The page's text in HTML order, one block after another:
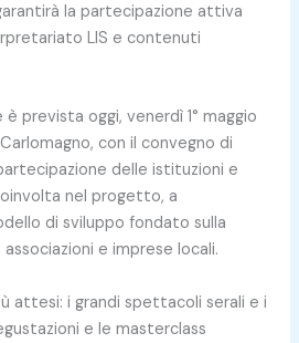
la partecipazione attiva
LIS e contenuti
è prevista oggi, venerdì 1° maggio
con il convegno di
delle istituzioni e
nel progetto, a
di sviluppo fondato sulla
e imprese locali.
attesi: i grandi spettacoli serali e i
e le masterclass